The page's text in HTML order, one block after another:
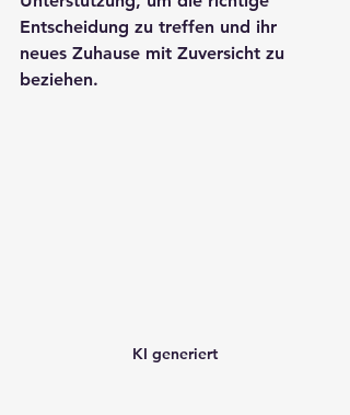
Entscheidung zu treffen und ihr
neues Zuhause mit Zuversicht zu
beziehen.
KI generiert